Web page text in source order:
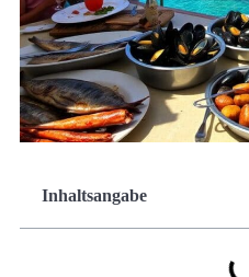
Inhaltsangabe